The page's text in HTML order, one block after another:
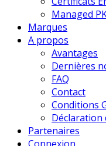
Managed
Marques
A propos
Avantages
Dernières
FAQ
Contact
Conditions
Déclaration
Partenaires